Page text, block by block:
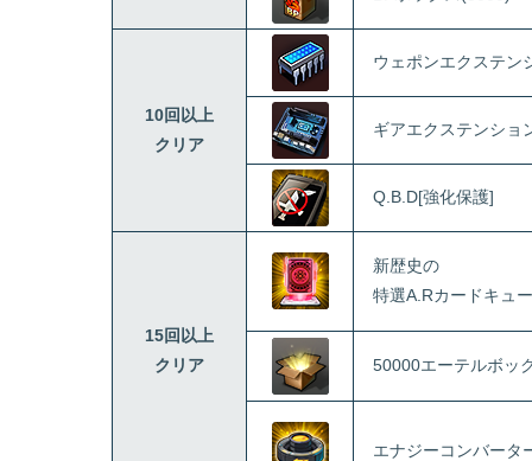
10回以上
クリア
ウェポンエクステン
ギアエクステンショ
Q.B.D[強化保護]
15回以上
クリア
新歴史の
特選A.Rカードキュ
50000エーテルボッ
エナジーコンバータ